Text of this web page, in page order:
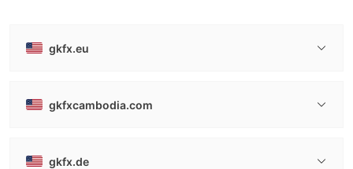
gkfx.eu
gkfxcambodia.com
gkfx.de